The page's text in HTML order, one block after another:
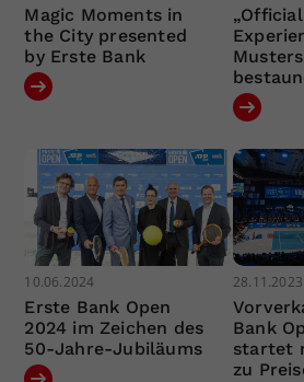
Magic Moments in
the City presented
by Erste Bank
10.06.2024
Erste Bank Open
2024 im Zeichen des
50-Jahre-Jubiläums
28.11.2023
Bank
startet
zu